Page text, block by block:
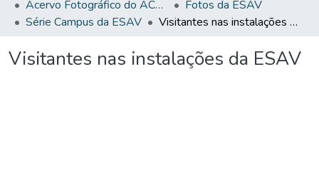
Acervo Fotográfico do ACH-UFV
Fotos da ESAV
Série Campus da ESAV
Visitantes nas instalações da ESAV
Visitantes nas instalações da ESAV